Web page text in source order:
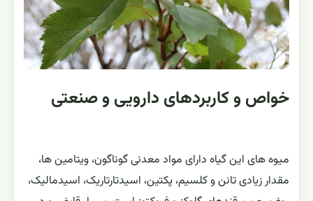
خواص و کاربردهای دارویی و صنعتی
میوه های این گیاه داراى مواد معدنى گوناگون، ویتامین ها،
مقدار زیادى تانن و کلسیم، پکتین، اسیدتارتاریک، اسیدمالیک،